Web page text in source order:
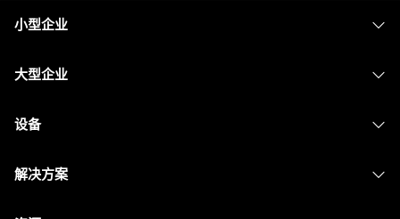
小型企业
大型企业
设备
解决方案